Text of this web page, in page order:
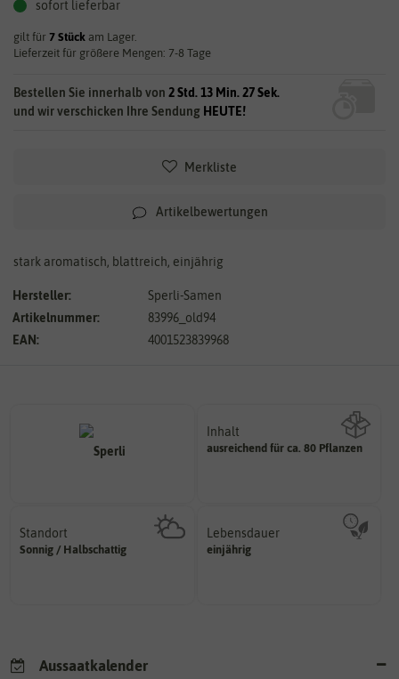
sofort lieferbar
gilt für 7 Stück am Lager.
Lieferzeit für größere Mengen: 7-8 Tage
Bestellen Sie innerhalb von 2 Std. 13 Min. 27 Sek.
und wir verschicken Ihre Sendung HEUTE!
Merkliste
Artikelbewertungen
stark aromatisch, blattreich, einjährig
Hersteller:
Sperli-Samen
Artikelnummer:
83996_old94
EAN:
4001523839968
Inhalt
ausreichend für ca. 80 Pflanzen
Wie viel ist enthalten
Standort
Sonnig / Halbschattig
Pflanze? (schattig, halbschattig,
sonnig, vollsonnig)
Lebensdauer
einjährig
einjährig, zweijährig oder
mehrjährig.
Aussaatkalender